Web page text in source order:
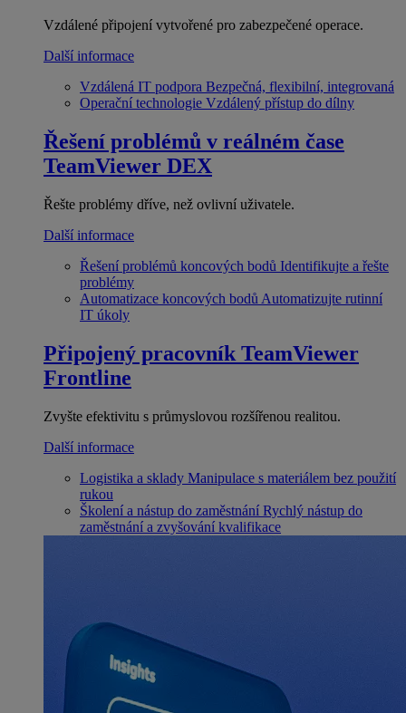
Vzdálené připojení vytvořené pro zabezpečené operace.
Další informace
Vzdálená IT podpora Bezpečná, flexibilní, integrovaná
Operační technologie Vzdálený přístup do dílny
Řešení problémů v reálném čase
TeamViewer DEX
Řešte problémy dříve, než ovlivní uživatele.
Další informace
Řešení problémů koncových bodů Identifikujte a řešte
problémy
Automatizace koncových bodů Automatizujte rutinní
IT úkoly
Připojený pracovník TeamViewer
Frontline
Zvyšte efektivitu s průmyslovou rozšířenou realitou.
Další informace
Logistika a sklady Manipulace s materiálem bez použití
rukou
Školení a nástup do zaměstnání Rychlý nástup do
zaměstnání a zvyšování kvalifikace